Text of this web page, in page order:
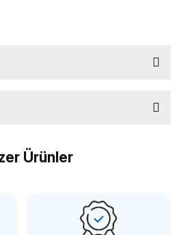
Yorum YazÜrünler
Fotoğraf ve Video Işığı